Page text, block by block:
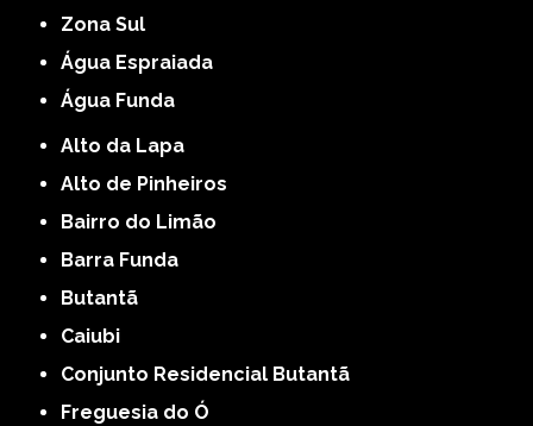
Zona Sul
Água Espraiada
Água Funda
Alto da Lapa
Alto de Pinheiros
Bairro do Limão
Barra Funda
Butantã
Caiubi
Conjunto Residencial Butantã
Freguesia do Ó